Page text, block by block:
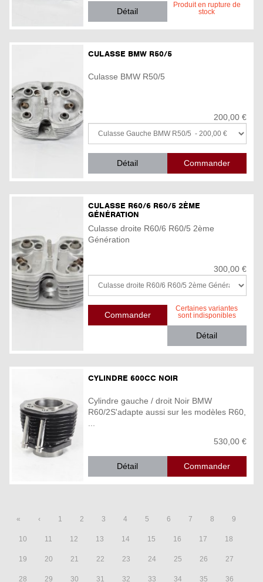
Produit en rupture de
stock
Détail
CULASSE BMW R50/5
Culasse BMW R50/5
200,00 €
Détail
CULASSE R60/6 R60/5 2ÈME
GÉNÉRATION
Culasse droite R60/6 R60/5 2ème
Génération
300,00 €
Certaines variantes
sont indisponibles
Détail
CYLINDRE 600CC NOIR
Cylindre gauche / droit Noir BMW
R60/2S'adapte aussi sur les modèles R60,
530,00 €
Détail
« ‹ 1 2 3 4 5 6 7 8 9
10 11 12 13 14 15 16 17 18
19 20 21 22 23 24 25 26 27
28 29 30 31 32 33 34 35 36